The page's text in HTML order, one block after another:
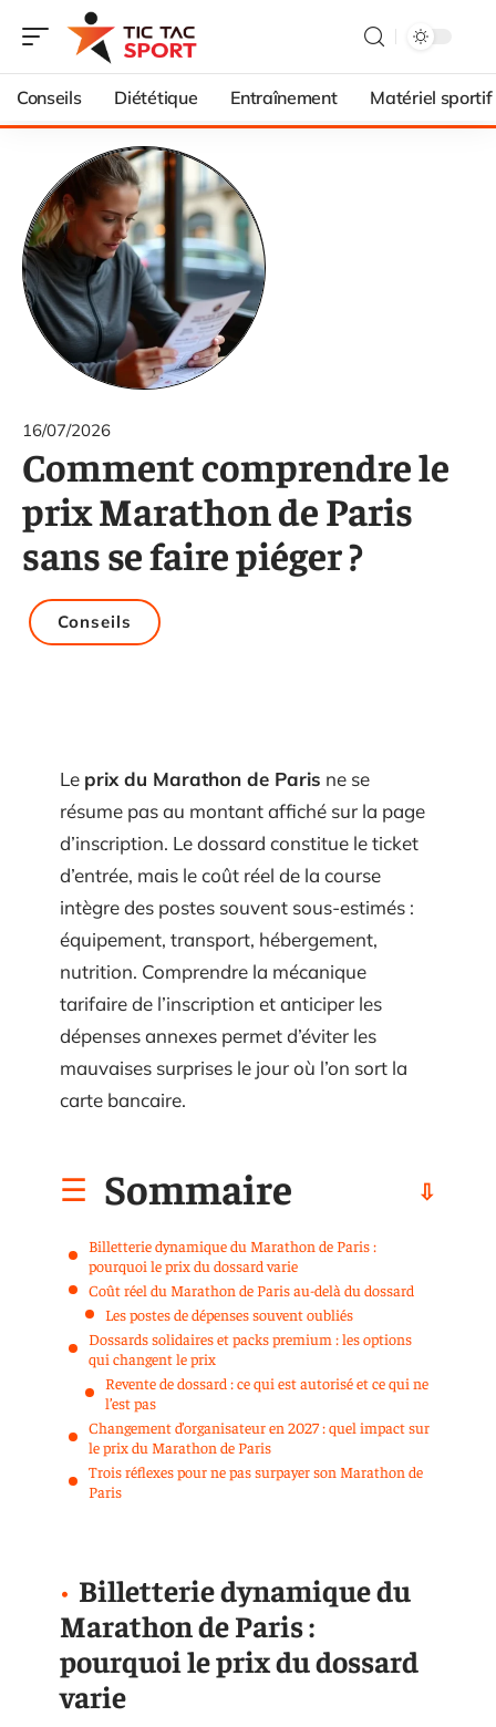
Conseils Diététique Entraînement Matériel sportif
16/07/2026
Comment comprendre le
prix Marathon de Paris
sans se faire piéger ?
Conseils
Le prix du Marathon de Paris ne se
résume pas au montant affiché sur la page
d’inscription. Le dossard constitue le ticket
d’entrée, mais le coût réel de la course
intègre des postes souvent sous-estimés :
équipement, transport, hébergement,
nutrition. Comprendre la mécanique
tarifaire de l’inscription et anticiper les
dépenses annexes permet d’éviter les
mauvaises surprises le jour où l’on sort la
carte bancaire.
Sommaire
Billetterie dynamique du Marathon de Paris :
pourquoi le prix du dossard varie
Coût réel du Marathon de Paris au-delà du dossard
Les postes de dépenses souvent oubliés
Dossards solidaires et packs premium : les options
qui changent le prix
Revente de dossard : ce qui est autorisé et ce qui ne
l’est pas
Changement d’organisateur en 2027 : quel impact sur
le prix du Marathon de Paris
Trois réflexes pour ne pas surpayer son Marathon de
Paris
Billetterie dynamique du
Marathon de Paris :
pourquoi le prix du dossard
varie